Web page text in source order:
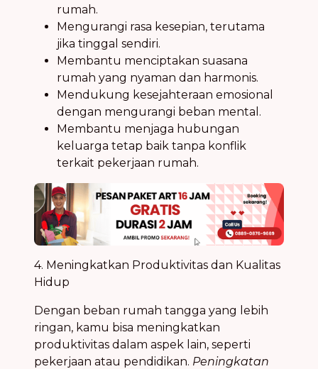
rumah.
Mengurangi rasa kesepian, terutama
jika tinggal sendiri.
Membantu menciptakan suasana
rumah yang nyaman dan harmonis.
Mendukung kesejahteraan emosional
dengan mengurangi beban mental.
Membantu menjaga hubungan
keluarga tetap baik tanpa konflik
terkait pekerjaan rumah.
4. Meningkatkan Produktivitas dan Kualitas
Hidup
Dengan beban rumah tangga yang lebih
ringan, kamu bisa meningkatkan
produktivitas dalam aspek lain, seperti
pekerjaan atau pendidikan. Peningkatan